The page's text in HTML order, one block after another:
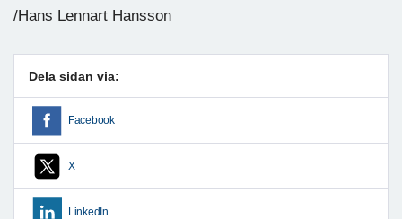
/Hans Lennart Hansson
Dela sidan via:
Facebook
X
LinkedIn